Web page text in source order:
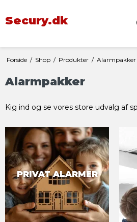
Secury.dk
Forside / Shop / Produkter / Alarmpakker
Alarmpakker
Kig ind og se vores store udvalg af
PRIVAT ALARMER